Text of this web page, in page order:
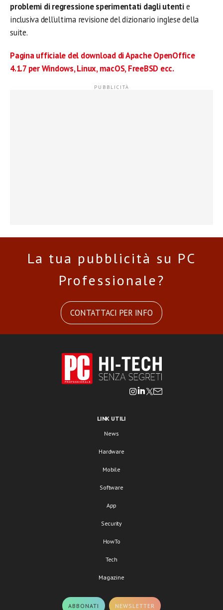
problemi di regressione sperimentati dagli utentie
inclusiva dell’ultima revisione del dizionario inglese della
suite.
Pagina ufficiale del download di Apache OpenOffice
4.1.7 per Windows, Linux, macOS, FreeBSD ecc.
La tua pubblicità su PC
Professionale?
CONTATTACI PER INFO
LINK UTILI
News
Hardware
Mobile
Software
App
Security
HowTo
Tech
Magazine
ABBONATI NEWSLETTER